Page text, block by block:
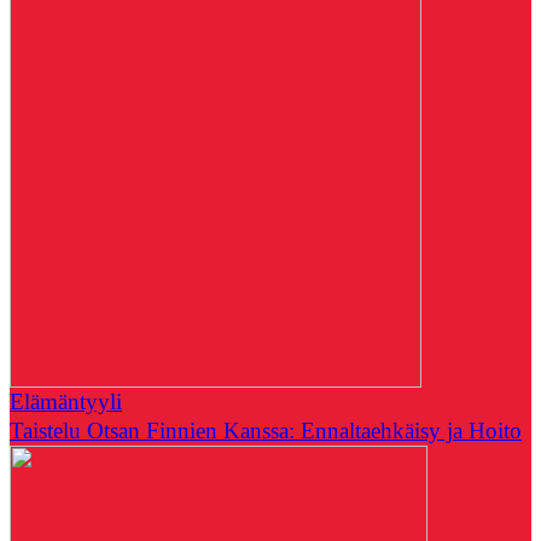
Elämäntyyli
Taistelu Otsan Finnien Kanssa: Ennaltaehkäisy ja Hoito